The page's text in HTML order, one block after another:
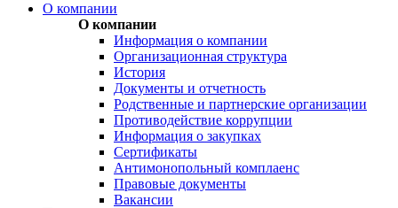
О компании
О компании
Информация о компании
Организационная структура
История
Документы и отчетность
Родственные и партнерские организации
Противодействие коррупции
Информация о закупках
Сертификаты
Антимонопольный комплаенс
Правовые документы
Вакансии